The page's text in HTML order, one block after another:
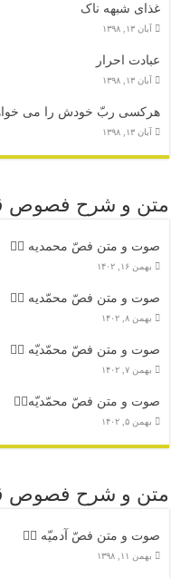
غذای شبهه ناک
آبان ۱۳, ۱۳۹۸
عبادت احرار
آبان ۱۳, ۱۳۹۸
هرکسی ربّ خودش را می
آبان ۱۳, ۱۳۹۸
متن و شرح فصوص
صوت و متن فصّ محمدیه ۴️⃣
بهمن ۱۶, ۱۴۰۲
صوت و متن فصّ محمّدیه ۳️⃣
بهمن ۸, ۱۴۰۲
صوت و متن فصّ محمّدیّه ۲️⃣
بهمن ۷, ۱۴۰۲
صوت و متن فصّ محمّدیّه۱️⃣
بهمن ۵, ۱۴۰۲
متن و شرح فصوص
صوت و متن فصّ آدمیّه ۴️⃣
بهمن ۱۱, ۱۳۹۸